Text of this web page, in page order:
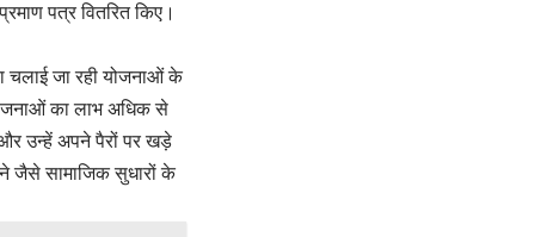
पत्र वितरित किए।
चलाई जा रही योजनाओं के
का लाभ अधिक से
उन्हें अपने पैरों पर खड़े
जैसे सामाजिक सुधारों के